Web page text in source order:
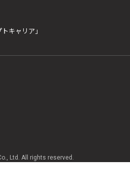
キャリア」
Ltd. All rights reserved.